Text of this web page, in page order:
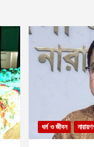
ধর্ম ও জীবন